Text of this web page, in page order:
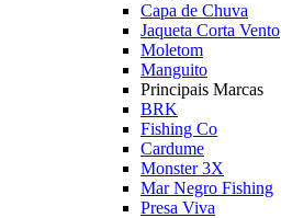
Capa de Chuva
Jaqueta Corta Vento
Moletom
Manguito
Principais Marcas
BRK
Fishing Co
Cardume
Monster 3X
Mar Negro Fishing
Presa Viva